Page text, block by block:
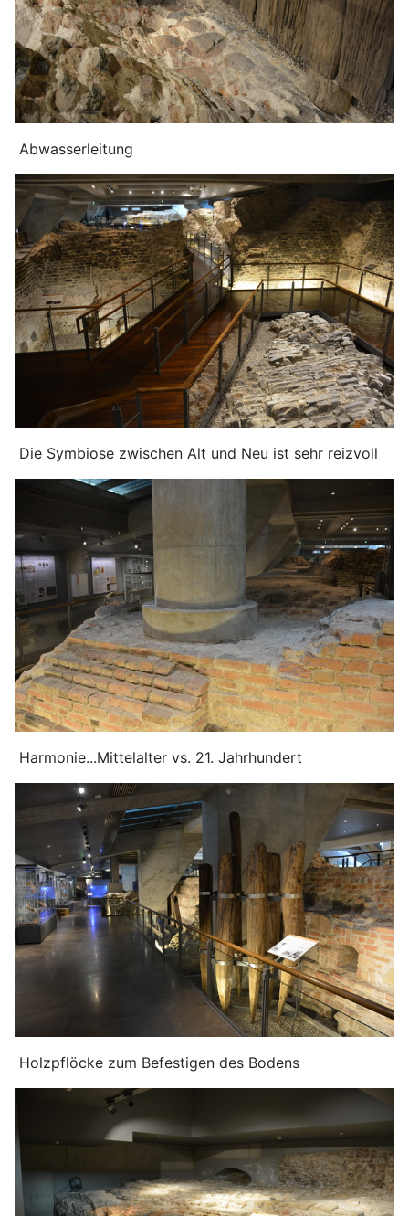
Abwasserleitung
Die Symbiose zwischen Alt und Neu ist sehr reizvoll
Harmonie...Mittelalter vs. 21. Jahrhundert
Holzpflöcke zum Befestigen des Bodens